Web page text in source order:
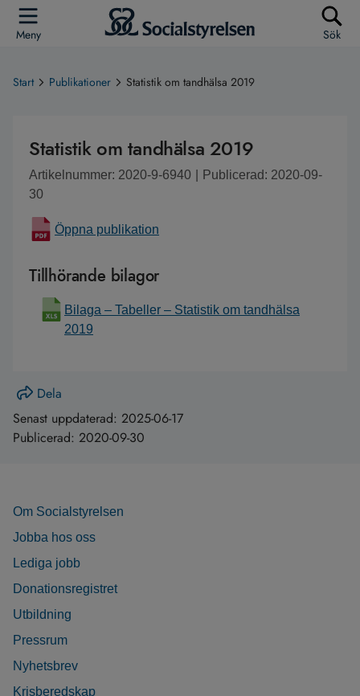
Meny Sök
Start Publikationer Statistik om tandhälsa 2019
Statistik om tandhälsa 2019
Artikelnummer: 2020-9-6940
Publicerad: 2020-09-
30
Öppna publikation
Tillhörande bilagor
Bilaga – Tabeller – Statistik om tandhälsa
2019
Dela
Senast uppdaterad: 2025-06-17
Publicerad: 2020-09-30
Om Socialstyrelsen
Jobba hos oss
Lediga jobb
Donationsregistret
Utbildning
Pressrum
Nyhetsbrev
Krisberedskap